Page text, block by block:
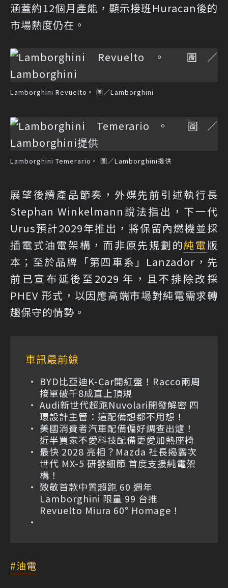
涵蓋約12個月產能，顯示接班Huracan後的
市場熱度仍在。
Lamborghini Revuelto。 圖／Lamborghini
Lamborghini Temerario。 圖／Lamborghini提供
展望後續產品節奏，外媒先前引述執行長
Stephan Winkelmann說法指出，下一代
Urus預計2029年推出，將保留內燃機並採
插電式油電架構，而非原先規劃的純電版
本；至於品牌「第四車系」Lanzador，先
前已宣布延後至2029 年，且不排除改採
PHEV 形式，以因應高端市場對純電需求轉
趨保守的情勢。
車訊最前線
BYD比亞迪K-Car開紅盤！Racco兩周
接單破千8成直上頂規
Audi新世代超跑Nuvolari開發解密 四
環設計主管：這配備想都不用想！
美國消費者汽車配備偏好調查出爐！
近半買家不愛科技配備更愛加熱座椅
最快 2028 亮相？Mazda 社長揭露次
世代 MX-5 研發細節 首度支援純電架
構！
致敬首款中置超跑 60 週年
Lamborghini 限量 99 台推
Revuelto Miura 60° Homage！
油電